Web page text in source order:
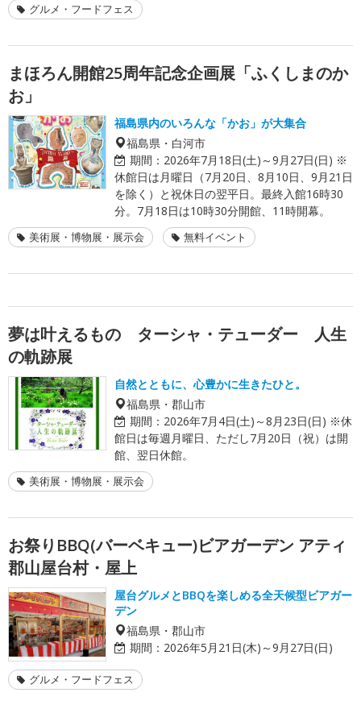
グルメ・フードフェス
まほろん開館25周年記念企画展「ふくしまのか
お」
福島県内のいろんな「かお」が大集合
福島県・白河市
期間： 2026年7月18日(土)～9月27日(日) ※
休館日は月曜日（7月20日、8月10日、9月21日
を除く）と祝休日の翌平日。最終入館16時30
分。7月18日は10時30分開館、11時開幕。
美術展・博物展・展示会 無料イベント
夢は叶えるもの ターシャ・テューダー 人生
の軌跡展
自然とともに、心豊かに生きたひと。
福島県・郡山市
期間： 2026年7月4日(土)～8月23日(日) ※休
館日は毎週月曜日、ただし7月20日（祝）は開
館、翌日休館。
美術展・博物展・展示会
お祭りBBQ(バーベキュー)ビアガーデン アティ
郡山屋台村・屋上
屋台グルメとBBQを楽しめる全天候型ビアガー
デン
福島県・郡山市
期間： 2026年5月21日(木)～9月27日(日)
グルメ・フードフェス